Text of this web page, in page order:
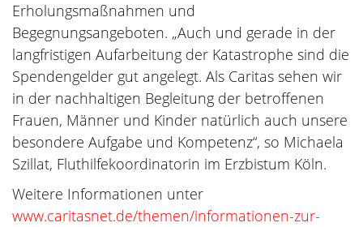
Erholungsmaßnahmen und
Begegnungsangeboten. „Auch und gerade in der
langfristigen Aufarbeitung der Katastrophe sind die
Spendengelder gut angelegt. Als Caritas sehen wir
in der nachhaltigen Begleitung der betroffenen
Frauen, Männer und Kinder natürlich auch unsere
besondere Aufgabe und Kompetenz“, so Michaela
Szillat, Fluthilfekoordinatorin im Erzbistum Köln.
Weitere Informationen unter
www.caritasnet.de/themen/informationen-zur-